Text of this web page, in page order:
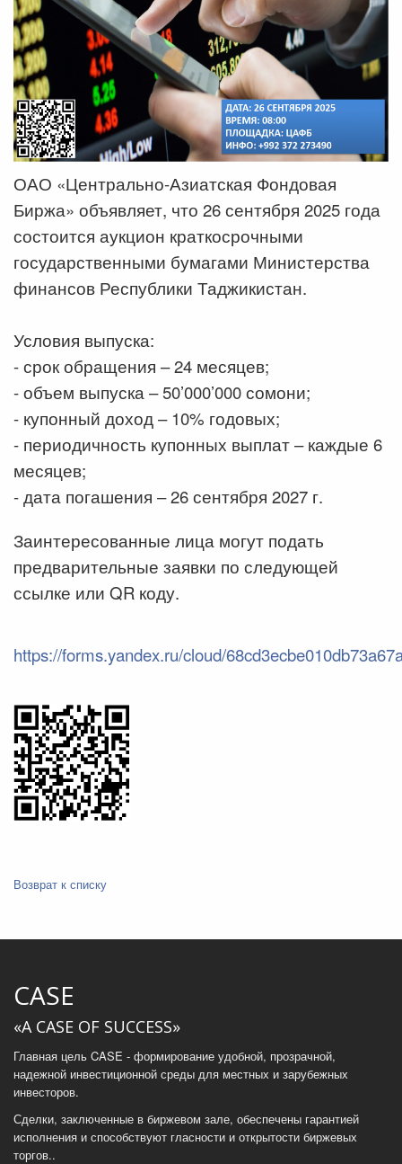
ОАО «Центрально-Азиатская Фондовая
Биржа» объявляет, что 26 сентября 2025 года
состоится аукцион краткосрочными
государственными бумагами Министерства
финансов Республики Таджикистан.
Условия выпуска:
- срок обращения – 24 месяцев;
- объем выпуска – 50’000’000 сомони;
- купонный доход – 10% годовых;
- периодичность купонных выплат – каждые 6
месяцев;
- дата погашения – 26 сентября 2027 г.
Заинтересованные лица могут подать
предварительные заявки по следующей
ссылке или QR коду.
https://forms.yandex.ru/cloud/
Возврат к списку
CASE
«A CASE OF SUCCESS»
Главная цель CASE - формирование удобной, прозрачной,
надежной инвестиционной среды для местных и зарубежных
инвесторов.
Сделки, заключенные в биржевом зале, обеспечены гарантией
исполнения и способствуют гласности и открытости биржевых
торгов..